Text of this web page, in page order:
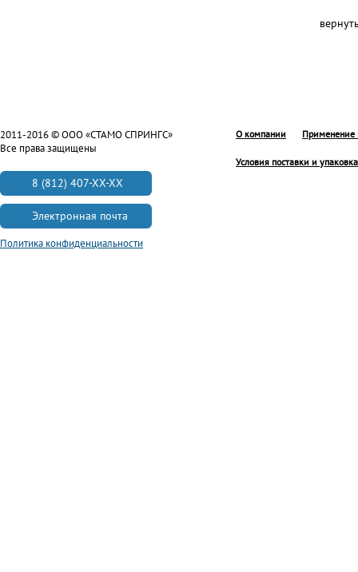
О компании Применение
Условия поставки и упаковка
2011-2016 © ООО «СТАМО СПРИНГС»
Все права защищены
8 (812) 407-XX-XX
Электронная почта
Политика конфиденциальности